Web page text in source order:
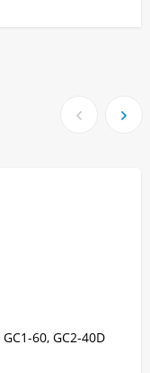
60, GC2-40D